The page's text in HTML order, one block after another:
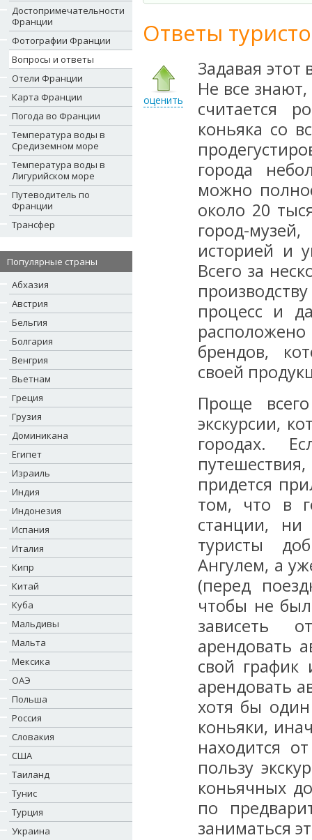
Достопримечательности
Франции
Фотографии Франции
Вопросы и ответы
Отели Франции
Карта Франции
Погода во Франции
Температура воды в
Средиземном море
Температура воды в
Лигурийском море
Путеводитель по
Франции
Трансфер
Популярные страны
Абхазия
Австрия
Бельгия
Болгария
Венгрия
Вьетнам
Греция
Грузия
Доминикана
Египет
Израиль
Индия
Индонезия
Испания
Италия
Кипр
Китай
Куба
Мальдивы
Мальта
Мексика
ОАЭ
Польша
Россия
Словакия
США
Таиланд
Тунис
Турция
Украина
Ответы
оценить
Задавая
Не все
считается
коньяка со
города
можно
около 20
город-
историей и
Всего за
процесс и
брендов,
своей
Проще
экскурсии,
городах.
придется
том, что в
станции, ни
туристы
Ангулем, а
(перед
чтобы не
зависеть
арендовать
свой
арендовать
хотя бы один
коньяки,
находится
пользу
коньячных
по
заниматься